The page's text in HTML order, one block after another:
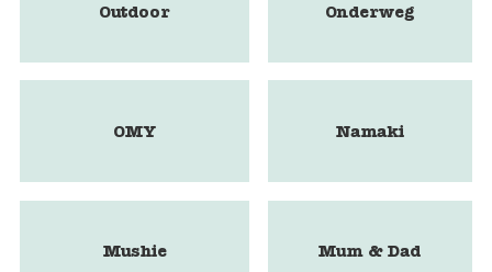
Outdoor Onderweg
OMY Namaki
Mushie Mum & Dad